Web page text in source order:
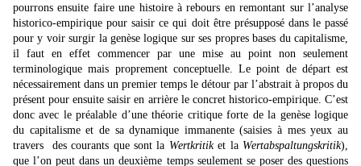
pourrons ensuite faire une histoire à rebours en remontant sur l’analyse
historico-empirique pour saisir ce qui doit être présupposé dans le passé
pour y voir surgir la genèse logique sur ses propres bases du capitalisme,
il faut en effet commencer par une mise au point non seulement
terminologique mais proprement conceptuelle. Le point de départ est
nécessairement dans un premier temps le détour par l’abstrait à propos du
présent pour ensuite saisir en arrière le concret historico-empirique. C’est
donc avec le préalable d’une théorie critique forte de la genèse logique
du capitalisme et de sa dynamique immanente (saisies à mes yeux au
travers des courants que sont la Wertkritiket la Wertabspaltungskritik),
que l’on peut dans un deuxième temps seulement se poser des questions